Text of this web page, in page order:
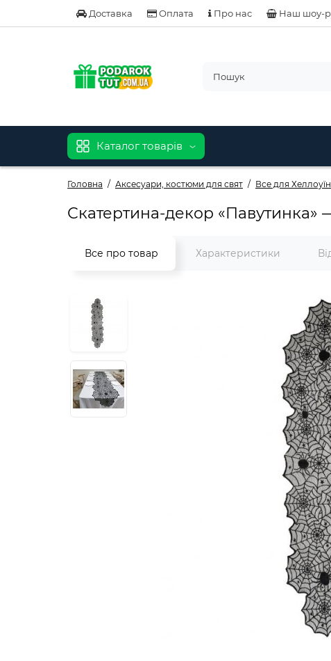
Доставка Оплата Про нас Наш шоу-
Каталог товарів
Головна Аксесуари, костюми для свят Все для Хеллоуїн
Скатертина-декор
Все про товар Характеристики